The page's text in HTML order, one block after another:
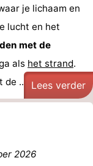
je lichaam en
lucht en het
met de
als het strand.
...
Lees verder
2026